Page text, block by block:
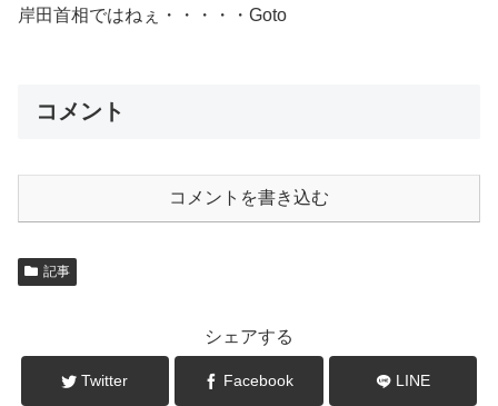
岸田首相ではねぇ・・・・・Goto
コメント
コメントを書き込む
記事
シェアする
Twitter Facebook LINE